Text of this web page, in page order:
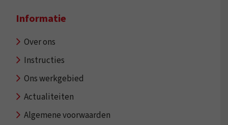
Informatie
Over ons
Instructies
Ons werkgebied
Actualiteiten
Algemene voorwaarden